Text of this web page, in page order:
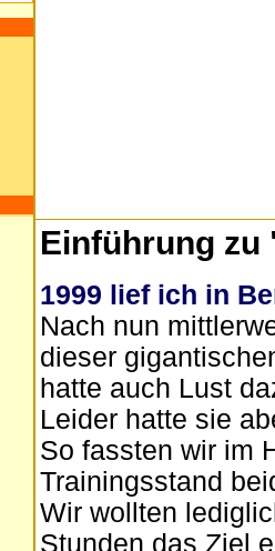
Einführung zu
1999 lief ich in
Nach nun
dieser
hatte auch Lust
Leider hatte sie
So fassten wir im
Trainingsstand
Wir wollten
Stunden das Ziel